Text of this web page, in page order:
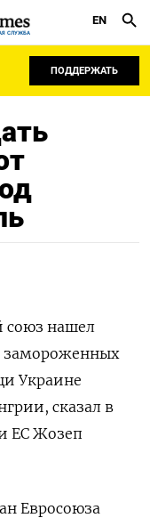
СЛУЖБА
EN
ПОДДЕРЖАТЬ
союз нашел
замороженных
Украине
сказал в
ЕС Жозеп
Евросоюза